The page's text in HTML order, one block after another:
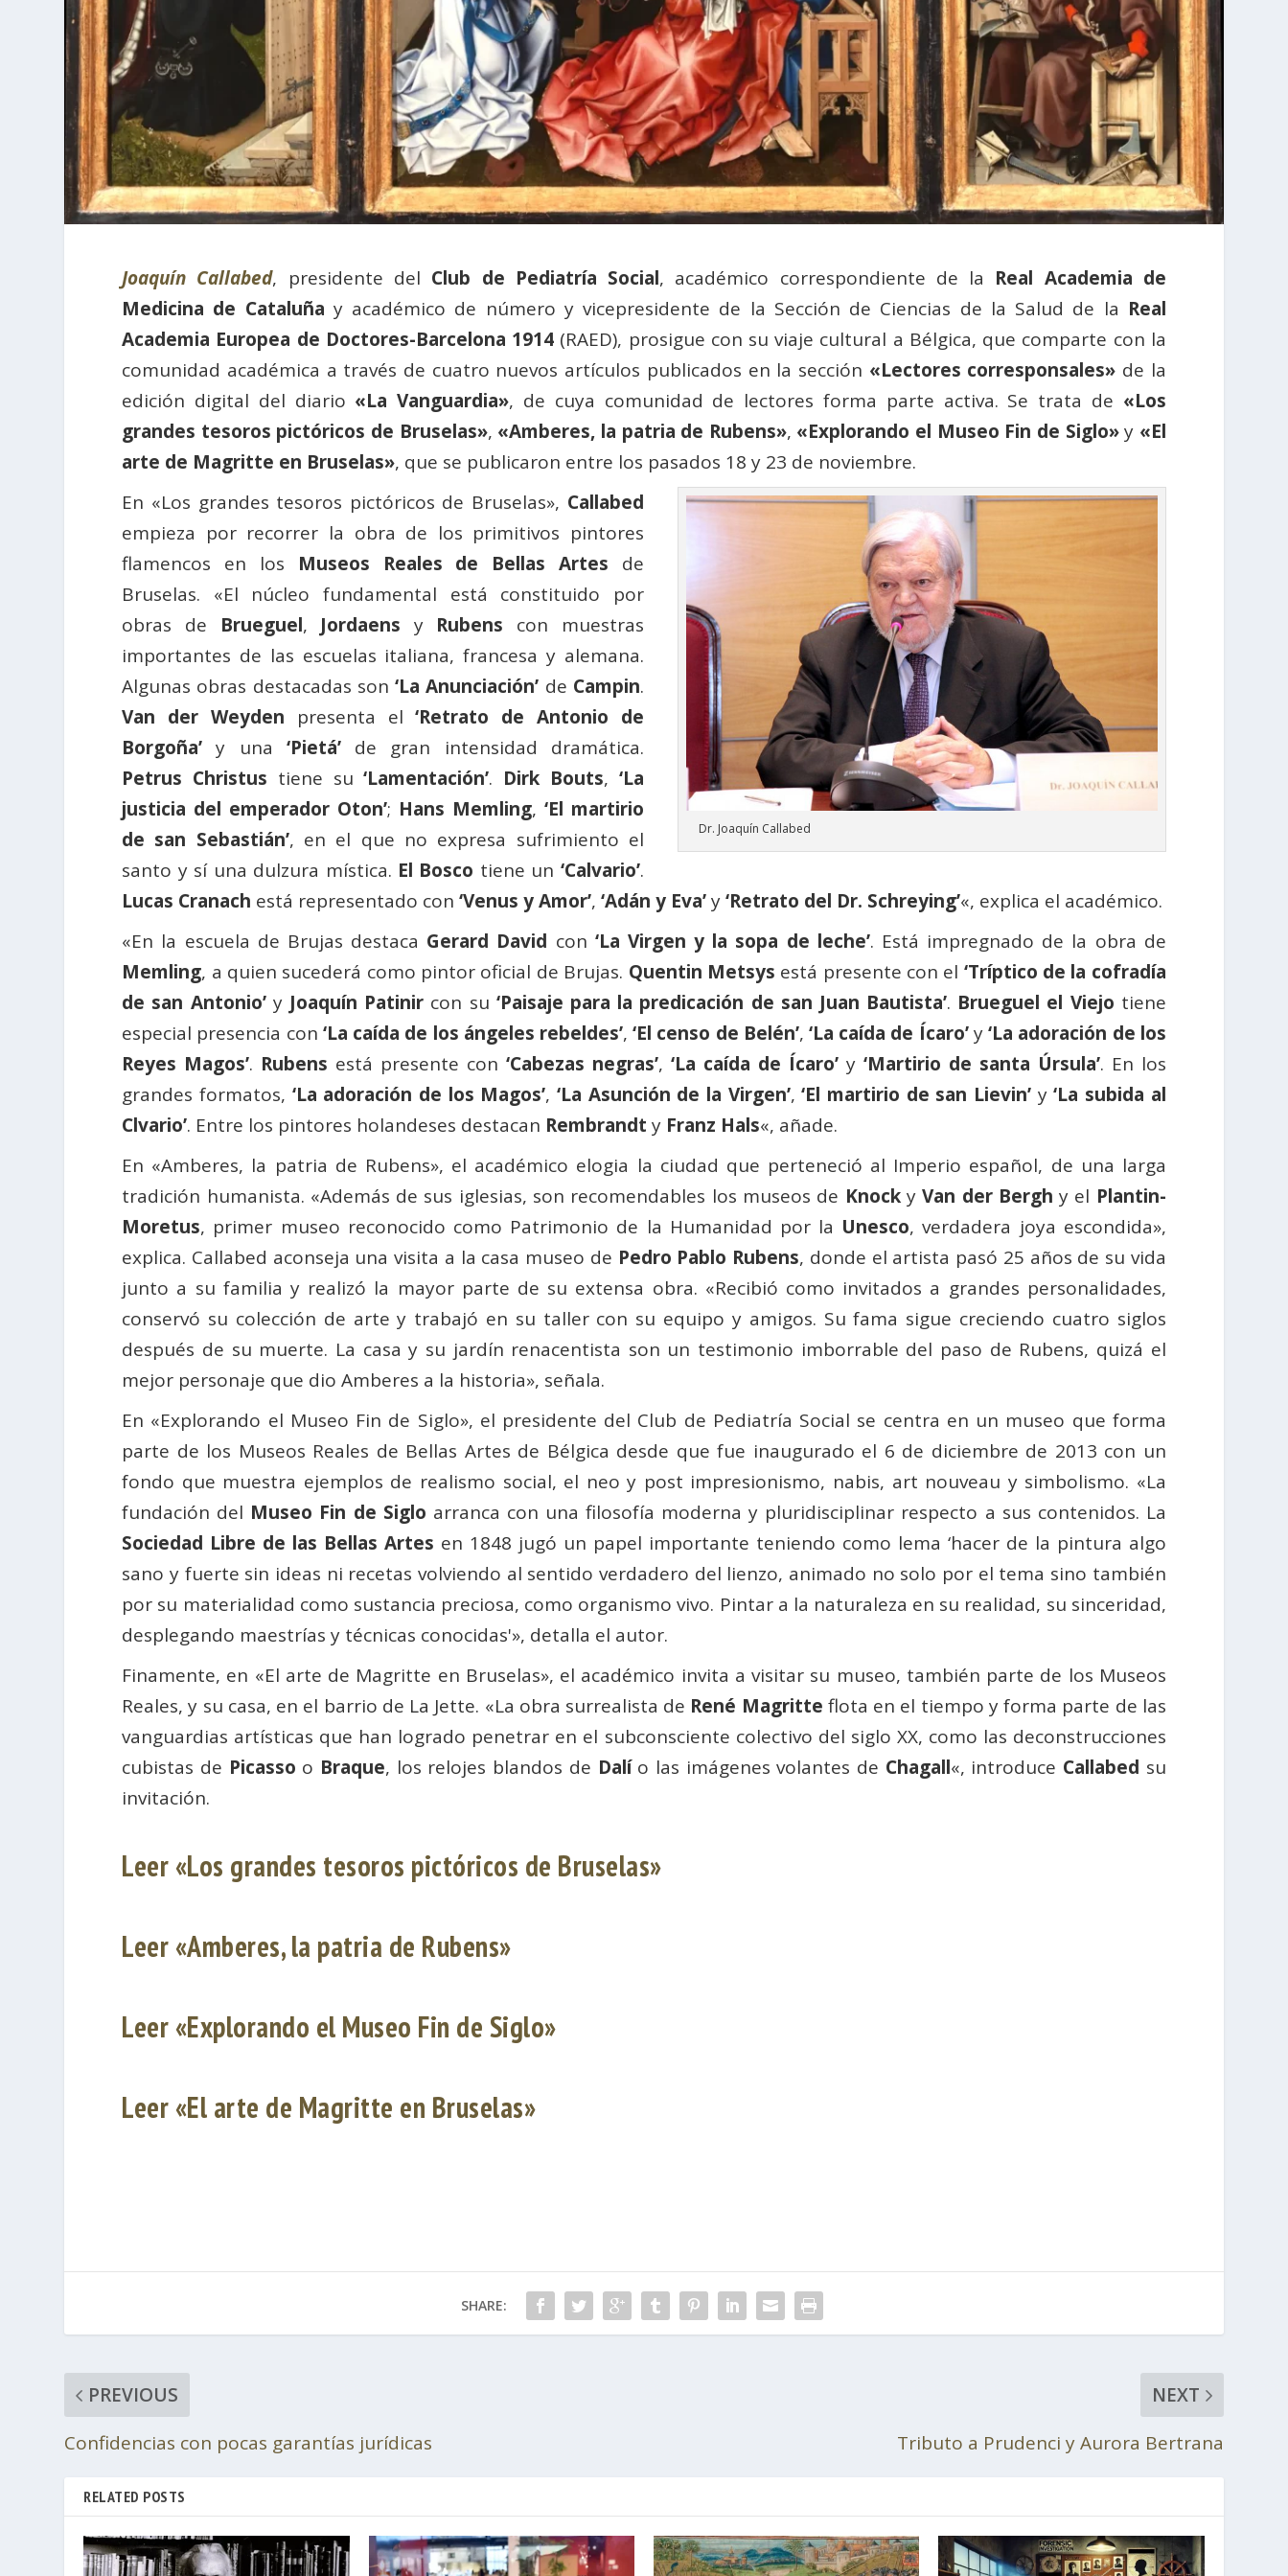
Joaquín Callabed, presidente del Club de Pediatría Social, académico correspondiente de la Real Academia de
Medicina de Cataluña y académico de número y vicepresidente de la Sección de Ciencias de la Salud de la Real
Academia Europea de Doctores-Barcelona 1914 (RAED), prosigue con su viaje cultural a Bélgica, que comparte con la
comunidad académica a través de cuatro nuevos artículos publicados en la sección «Lectores corresponsales» de la
edición digital del diario «La Vanguardia», de cuya comunidad de lectores forma parte activa. Se trata de «Los
grandes tesoros pictóricos de Bruselas», «Amberes, la patria de Rubens», «Explorando el Museo Fin de Siglo»y «El
arte de Magritte en Bruselas», que se publicaron entre los pasados 18 y 23 de noviembre.
Dr. Joaquín Callabed
En «Los grandes tesoros pictóricos de Bruselas», Callabed
empieza por recorrer la obra de los primitivos pintores
flamencos en los Museos Reales de Bellas Artes de
Bruselas. «El núcleo fundamental está constituido por
obras de Brueguel, Jordaens y Rubens con muestras
importantes de las escuelas italiana, francesa y alemana.
Algunas obras destacadas son‘La Anunciación’ de Campin.
Van der Weyden presenta el‘Retrato de Antonio de
Borgoña’ y una ‘Pietá’de gran intensidad dramática.
Petrus Christus tiene su ‘Lamentación’. Dirk Bouts, ‘La
justicia del emperador Oton’; Hans Memling, ‘El martirio
de san Sebastián’, en el que no expresa sufrimiento el
santo y sí una dulzura mística. El Bosco tiene un ‘Calvario’.
Lucas Cranach está representado con ‘Venus y Amor’,‘Adán y Eva’y‘Retrato del Dr. Schreying’«, explica el académico.
«En la escuela de Brujas destaca Gerard David con ‘La Virgen y la sopa de leche’. Está impregnado de la obra de
Memling, a quien sucederá como pintor oficial de Brujas. Quentin Metsys está presente con el ‘Tríptico de la cofradía
de san Antonio’y Joaquín Patinir con su ‘Paisaje para la predicación de san Juan Bautista’. Brueguel el Viejo tiene
especial presencia con ‘La caída de los ángeles rebeldes’, ‘El censo de Belén’, ‘La caída de Ícaro’y‘La adoración de los
Reyes Magos’. Rubens está presente con‘Cabezas negras’,‘La caída de Ícaro’ y ‘Martirio de santa Úrsula’. En los
grandes formatos, ‘La adoración de los Magos’, ‘La Asunción de la Virgen’, ‘El martirio de san Lievin’ y‘La subida al
Clvario’. Entre los pintores holandeses destacan Rembrandt y Franz Hals«, añade.
En «Amberes, la patria de Rubens», el académico elogia la ciudad que perteneció al Imperio español, de una larga
tradición humanista. «Además de sus iglesias, son recomendables los museos de KnockyVan der Bergh y el Plantin-
Moretus, primer museo reconocido como Patrimonio de la Humanidad por la Unesco, verdadera joya escondida»,
explica. Callabed aconseja una visita a la casa museo de Pedro Pablo Rubens, donde el artista pasó 25 años de su vida
junto a su familia y realizó la mayor parte de su extensa obra. «Recibió como invitados a grandes personalidades,
conservó su colección de arte y trabajó en su taller con su equipo y amigos. Su fama sigue creciendo cuatro siglos
después de su muerte. La casa y su jardín renacentista son un testimonio imborrable del paso de Rubens, quizá el
mejor personaje que dio Amberes a la historia», señala.
En «Explorando el Museo Fin de Siglo», el presidente del Club de Pediatría Social se centra en un museo que forma
parte de los Museos Reales de Bellas Artes de Bélgica desde que fue inaugurado el 6 de diciembre de 2013 con un
fondo que muestra ejemplos de realismo social, el neo y post impresionismo, nabis, art nouveau y simbolismo. «La
fundación del Museo Fin de Siglo arranca con una filosofía moderna y pluridisciplinar respecto a sus contenidos. La
Sociedad Libre de las Bellas Artes en 1848 jugó un papel importante teniendo como lema ‘hacer de la pintura algo
sano y fuerte sin ideas ni recetas volviendo al sentido verdadero del lienzo, animado no solo por el tema sino también
por su materialidad como sustancia preciosa, como organismo vivo. Pintar a la naturaleza en su realidad, su sinceridad,
desplegando maestrías y técnicas conocidas'», detalla el autor.
Finamente, en «El arte de Magritte en Bruselas», el académico invita a visitar su museo, también parte de los Museos
Reales, y su casa, en el barrio de La Jette. «La obra surrealista de René Magritte flota en el tiempo y forma parte de las
vanguardias artísticas que han logrado penetrar en el subconsciente colectivo del siglo XX, como las deconstrucciones
cubistas de Picasso o Braque, los relojes blandos de Dalío las imágenes volantes de Chagall«, introduce Callabed su
invitación.
Leer «Los grandes tesoros pictóricos de Bruselas»
Leer «Amberes, la patria de Rubens»
Leer «Explorando el Museo Fin de Siglo»
Leer «El arte de Magritte en Bruselas»
SHARE:
PREVIOUS
Confidencias con pocas garantías jurídicas
NEXT
Tributo a Prudenci y Aurora Bertrana
RELATED POSTS